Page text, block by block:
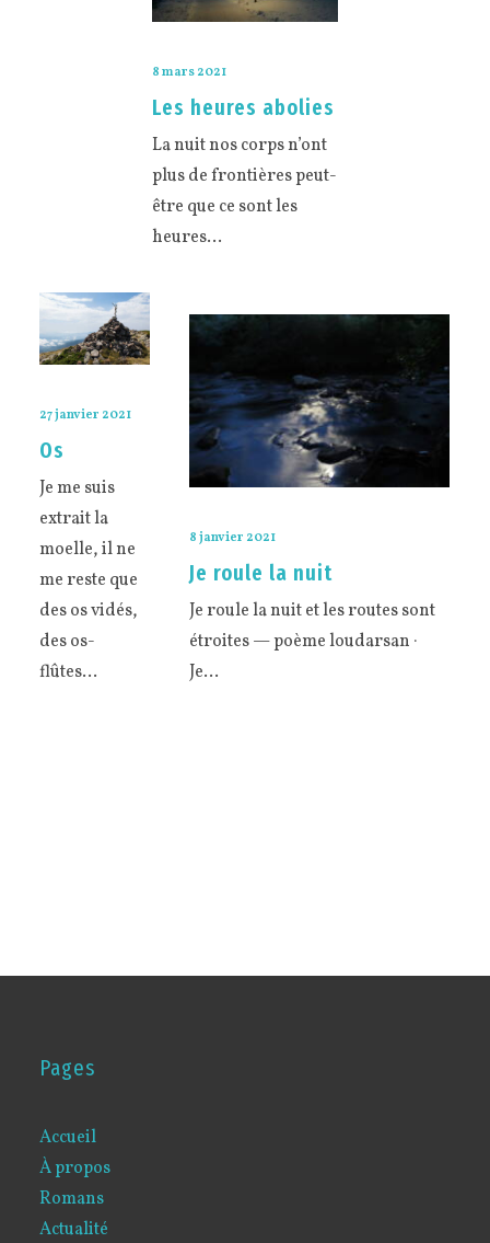
8 mars 2021
Les heures abolies
La nuit nos corps n’ont
plus de frontières peut-
être que ce sont les
heures…
27 janvier 2021
Os
Je me suis
extrait la
moelle, il ne
me reste que
des os vidés,
des os-
flûtes…
8 janvier 2021
Je roule la nuit
Je roule la nuit et les routes sont
étroites — poème loudarsan ·
Je…
Pages
Accueil
À propos
Romans
Actualité